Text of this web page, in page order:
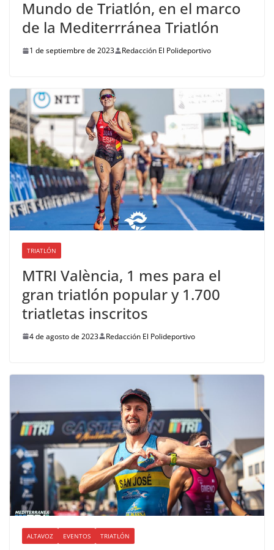
Mundo de Triatlón, en el marco
de la Mediterrránea Triatlón
1 de septiembre de 2023 Redacción El Polideportivo
TRIATLÓN
MTRI València, 1 mes para el
gran triatlón popular y 1.700
triatletas inscritos
4 de agosto de 2023 Redacción El Polideportivo
ALTAVOZ EVENTOS TRIATLÓN